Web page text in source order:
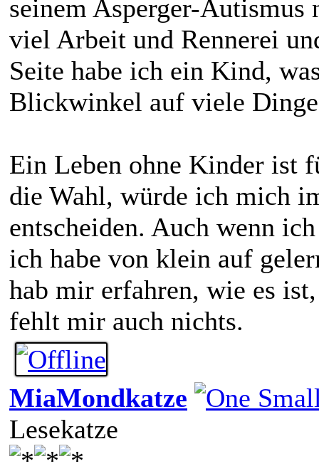
seinem Asperger-Autismus
viel Arbeit und Rennerei
Seite habe ich ein Kind,
Blickwinkel auf viele
Ein Leben ohne Kinder ist
die Wahl, würde ich mich
entscheiden. Auch wenn
ich habe von klein auf
hab mir erfahren, wie es
fehlt mir auch nichts.
MiaMondkatze
Lesekatze